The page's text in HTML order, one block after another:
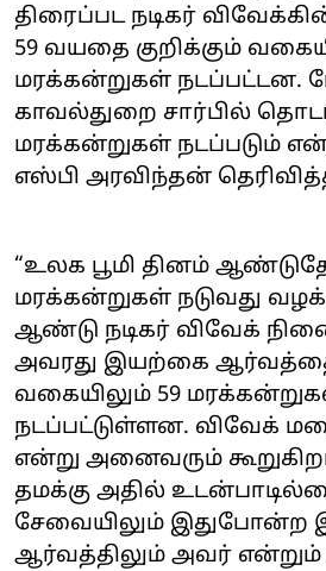
திரைப்பட நடிகர்
59 வயதை குறிக்கும்
மரக்கன்றுகள் நடப்பட்டன.
காவல்துறை சார்பில்
மரக்கன்றுகள் நடப்படும்
எஸ்பி அரவிந்தன்
“உலக பூமி தினம்
மரக்கன்றுகள் நடுவது
ஆண்டு நடிகர் விவேக்
அவரது இயற்கை
வகையிலும் 59
நடப்பட்டுள்ளன. விவேக்
என்று அனைவரும்
தமக்கு அதில்
சேவையிலும் இதுபோன்ற
ஆர்வத்திலும் அவர்